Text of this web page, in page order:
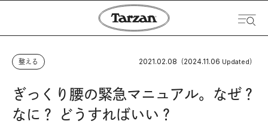
整える 2021.02.08 （2024.11.06 Updated）
ぎっくり腰の緊急マニュアル。なぜ？
なに？ どうすればいい？